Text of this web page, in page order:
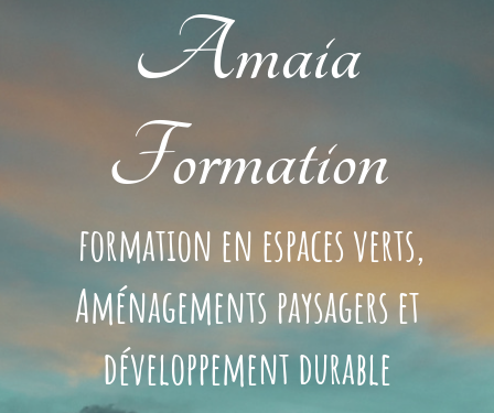
Amaia
Formation
formation en espaces verts,
Aménagements paysagers et
développement durable